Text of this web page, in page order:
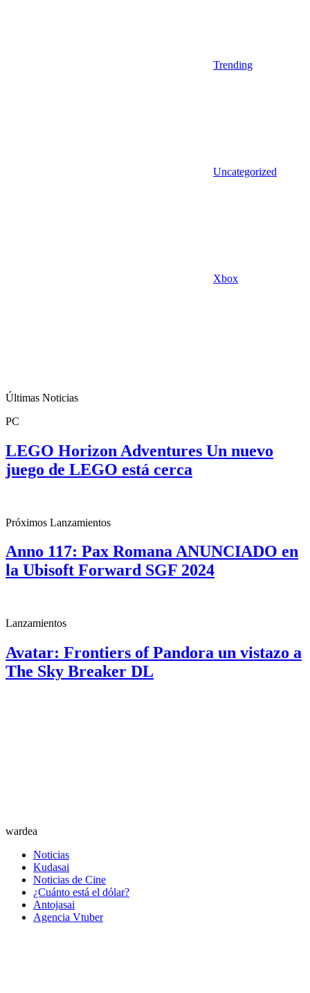
Trending
Uncategorized
Xbox
Últimas Noticias
PC
LEGO Horizon Adventures Un nuevo
juego de LEGO está cerca
Próximos Lanzamientos
Anno 117: Pax Romana ANUNCIADO en
la Ubisoft Forward SGF 2024
Lanzamientos
Avatar: Frontiers of Pandora un vistazo a
The Sky Breaker DL
wardea
Noticias
Kudasai
Noticias de Cine
¿Cuánto está el dólar?
Antojasai
Agencia Vtuber